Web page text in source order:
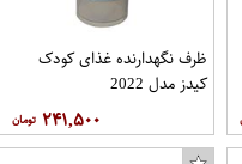
ظرف نگهدارنده غذای کودک
کیدز مدل 2022
۲۴۱,۵۰۰